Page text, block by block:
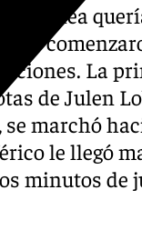
La Línea
La
de Julen
se marchó
le llegó
minutos de